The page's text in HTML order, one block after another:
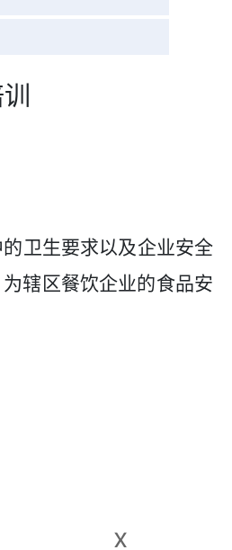
x
卫生要求以及企业安全
辖区餐饮企业的食品安